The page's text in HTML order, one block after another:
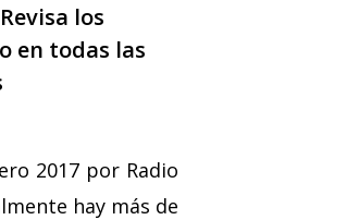
los
en todas las
2017 por Radio
hay más de